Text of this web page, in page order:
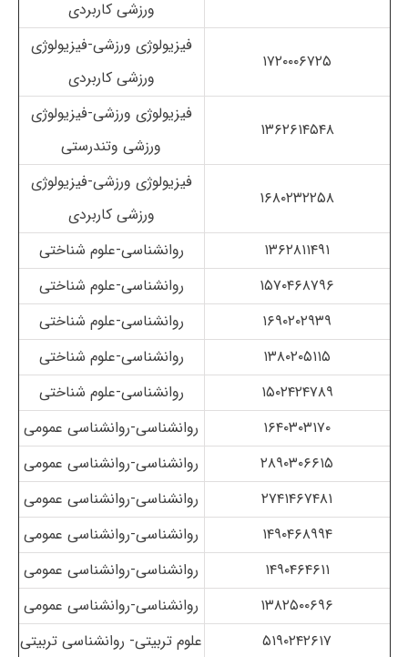
ورزشی کاربردی
۱۷۲۰۰۰۶۷۲۵
فیزیولوژی ورزشی-فیزیولوژی
ورزشی کاربردی
۱۳۶۲۶۱۴۵۴۸
فیزیولوژی ورزشی-فیزیولوژی
ورزشی وتندرستی
۱۶۸۰۲۳۲۲۵۸
فیزیولوژی ورزشی-فیزیولوژی
ورزشی کاربردی
۱۳۶۲۸۱۱۴۹۱
روانشناسی-علوم شناختی
۱۵۷۰۴۶۸۷۹۶
روانشناسی-علوم شناختی
۱۶۹۰۲۰۲۹۳۹
روانشناسی-علوم شناختی
۱۳۸۰۲۰۵۱۱۵
روانشناسی-علوم شناختی
۱۵۰۲۴۲۴۷۸۹
روانشناسی-علوم شناختی
۱۶۴۰۳۰۳۱۷۰
روانشناسی-روانشناسی عمومی
۲۸۹۰۳۰۶۶۱۵
روانشناسی-روانشناسی عمومی
۲۷۴۱۴۶۷۴۸۱
روانشناسی-روانشناسی عمومی
۱۴۹۰۴۶۸۹۹۴
روانشناسی-روانشناسی عمومی
۱۴۹۰۴۶۴۶۱۱
روانشناسی-روانشناسی عمومی
۱۳۸۲۵۰۰۶۹۶
روانشناسی-روانشناسی عمومی
۵۱۹۰۲۴۲۶۱۷
علوم تربیتی- روانشناسی تربیتی